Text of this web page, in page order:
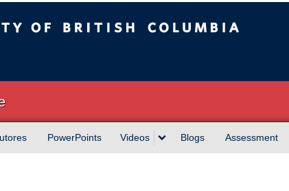
PowerPoints Videos Blogs Assessment